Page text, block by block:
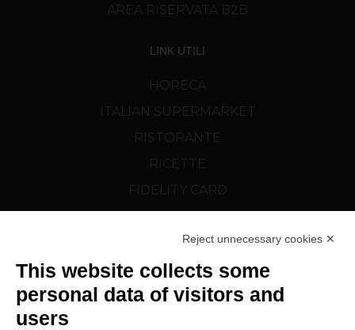
AREA RISERVATA B2B
LINK UTILI
NEWS
SCOPRI CORTELAZZI.SKReject unnecessary cookies ✕
This website collects some
personal data of visitors and
users